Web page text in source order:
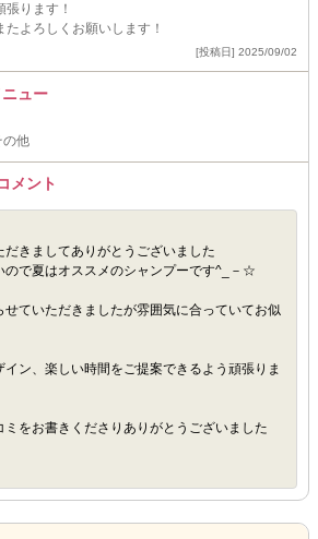
ります！
よろしくお願いします！
[投稿日] 2025/09/02
ュー
の他
メント
きましてありがとうございました
ので夏はオススメのシャンプーです^_－☆
ていただきましたが雰囲気に合っていてお似
イン、楽しい時間をご提案できるよう頑張りま
ミをお書きくださりありがとうございました